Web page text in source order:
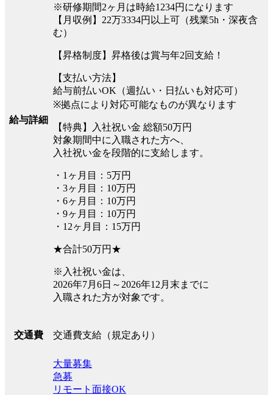
給与詳細
※研修期間2ヶ月は時給1234円になります
【月収例】22万3334円以上可（残業5h・深夜含
む）
【昇格制度】昇格後は賞与年2回支給！
【支払い方法】
給与前払いOK（週払い・日払いも対応可）
※拠点により対応可能なものが異なります
【特典】入社祝い金 総額50万円
対象期間中に入職された方へ、
入社祝い金を段階的に支給します。
・1ヶ月目：5万円
・3ヶ月目：10万円
・6ヶ月目：10万円
・9ヶ月目：10万円
・12ヶ月目：15万円
★合計50万円★
※入社祝い金は、
2026年7月6日～2026年12月末までに
入職された方が対象です。
交通費 交通費支給（規定あり）
大量募集
急募
リモート面接OK